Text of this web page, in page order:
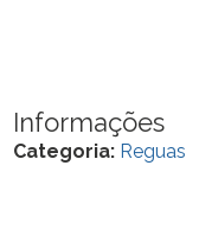
Informações
Categoria: Reguas